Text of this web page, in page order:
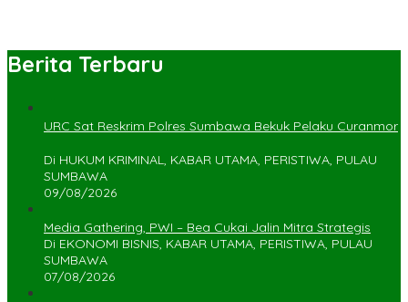
Berita Terbaru
URC Sat Reskrim Polres Sumbawa Bekuk Pelaku Curanmor
Di HUKUM KRIMINAL, KABAR UTAMA, PERISTIWA, PULAU
SUMBAWA
09/08/2026
Media Gathering, PWI – Bea Cukai Jalin Mitra Strategis
Di EKONOMI BISNIS, KABAR UTAMA, PERISTIWA, PULAU
SUMBAWA
07/08/2026